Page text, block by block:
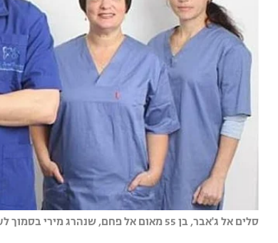
‏סלים אל ג'אבר, בן 55 מאום אל פחם, שנהרג מירי בסמוך לעירו | צילום: ד"ר אריאל סביון